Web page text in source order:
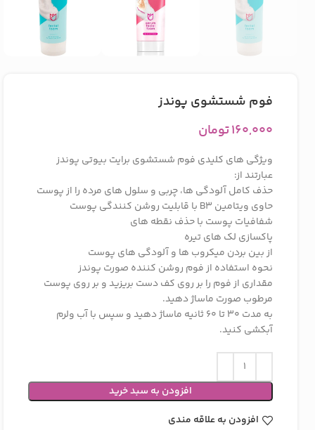
فوم شستشوی پوندز
۱۶۰,۰۰۰تومان
ویژگی های کلیدی فوم شستشوی برایت بیوتی پوندز
عبارتند از:
حذف کامل آلودگی ها، چربی و سلول های مرده را از پوست
حاوی ویتامین B3 با قابلیت روشن کنندگی پوست
شفافیات پوست با حذف نقطه های
پاکسازی لک های تیره
از بین بردن میکروب ها و آلودگی های پوست
نحوه استفاده از فوم روشن کننده صورت پوندز
مقداری از فوم را بر روی کف دست بریزید و بر روی پوست
مرطوب صورت ماساژ دهید.
به مدت 30 تا 60 ثانیه ماساژ دهید و سپس با آب ولرم
آبکشی کنید.
افزودن به سبد خرید
افزودن به علاقه مندی